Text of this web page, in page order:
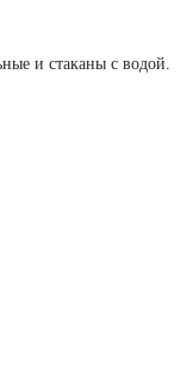
и стаканы с водой.